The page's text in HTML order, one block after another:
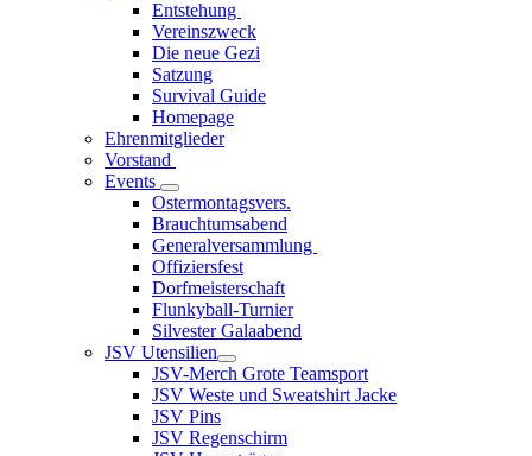
Entstehung
Vereinszweck
Die neue Gezi
Satzung
Survival Guide
Homepage
Ehrenmitglieder
Vorstand
Events
Ostermontagsvers.
Brauchtumsabend
Generalversammlung
Offiziersfest
Dorfmeisterschaft
Flunkyball-Turnier
Silvester Galaabend
JSV Utensilien
JSV-Merch Grote Teamsport
JSV Weste und Sweatshirt Jacke
JSV Pins
JSV Regenschirm